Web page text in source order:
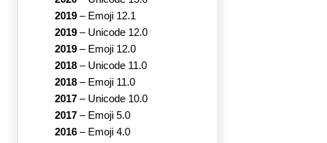
2019 – Emoji 12.1
2019 – Unicode 12.0
2019 – Emoji 12.0
2018 – Unicode 11.0
2018 – Emoji 11.0
2017 – Unicode 10.0
2017 – Emoji 5.0
2016 – Emoji 4.0